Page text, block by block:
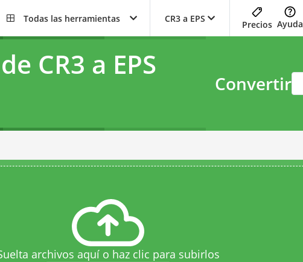
Todas las herramientas CR3 a EPS
Precios Ayuda
CR3 a EPS
Convertir
archivos aquí o haz clic para subirlos